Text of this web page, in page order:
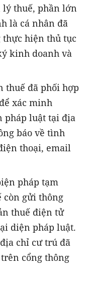
lý thuế, phần lớn
là cá nhân đã
hiện thủ tục
kinh doanh và
thuế đã phối hợp
xác minh
pháp luật tại địa
báo về tình
thoại, email
pháp tạm
còn gửi thông
thuế điện tử
diện pháp luật.
chỉ cư trú đã
cổng thông